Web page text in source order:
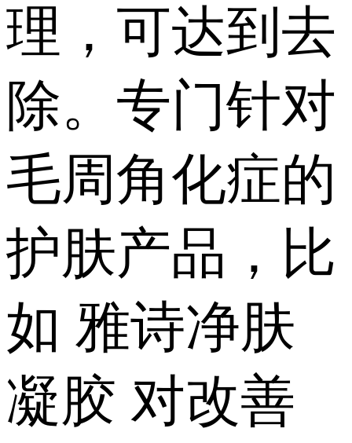
理，可达到去
除。专门针对
毛周角化症的
护肤产品，比
如 雅诗净肤
凝胶 对改善